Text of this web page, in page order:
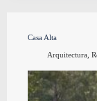
Casa Alta
Arquitectura,